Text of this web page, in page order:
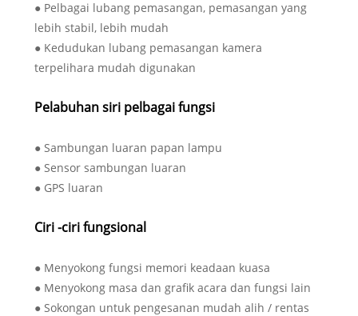
● Pelbagai lubang pemasangan, pemasangan yang
lebih stabil, lebih mudah
● Kedudukan lubang pemasangan kamera
terpelihara mudah digunakan
Pelabuhan siri pelbagai fungsi
● Sambungan luaran papan lampu
● Sensor sambungan luaran
● GPS luaran
Ciri -ciri fungsional
● Menyokong fungsi memori keadaan kuasa
● Menyokong masa dan grafik acara dan fungsi lain
● Sokongan untuk pengesanan mudah alih / rentas